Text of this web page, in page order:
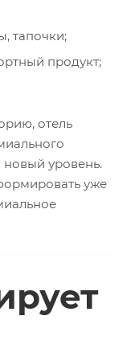
тапочки;
продукт;
отель
новый уровень.
уже